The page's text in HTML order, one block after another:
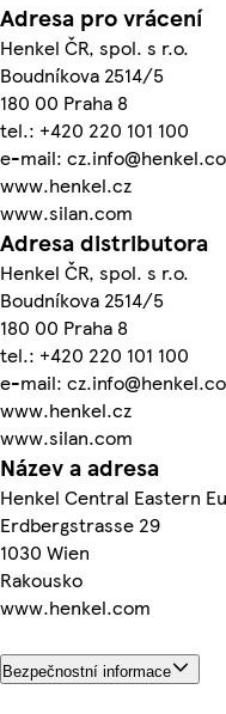
Adresa pro vrácení
Henkel ČR, spol. s r.o.
Boudníkova 2514/5
180 00 Praha 8
tel.: +420 220 101 100
e-mail:
www.henkel.cz
www.silan.com
Adresa distributora
Henkel ČR, spol. s r.o.
Boudníkova 2514/5
180 00 Praha 8
tel.: +420 220 101 100
e-mail:
www.henkel.cz
www.silan.com
Název a adresa
Henkel Central Eastern
Erdbergstrasse 29
1030 Wien
Rakousko
www.henkel.com
Bezpečnostní informace